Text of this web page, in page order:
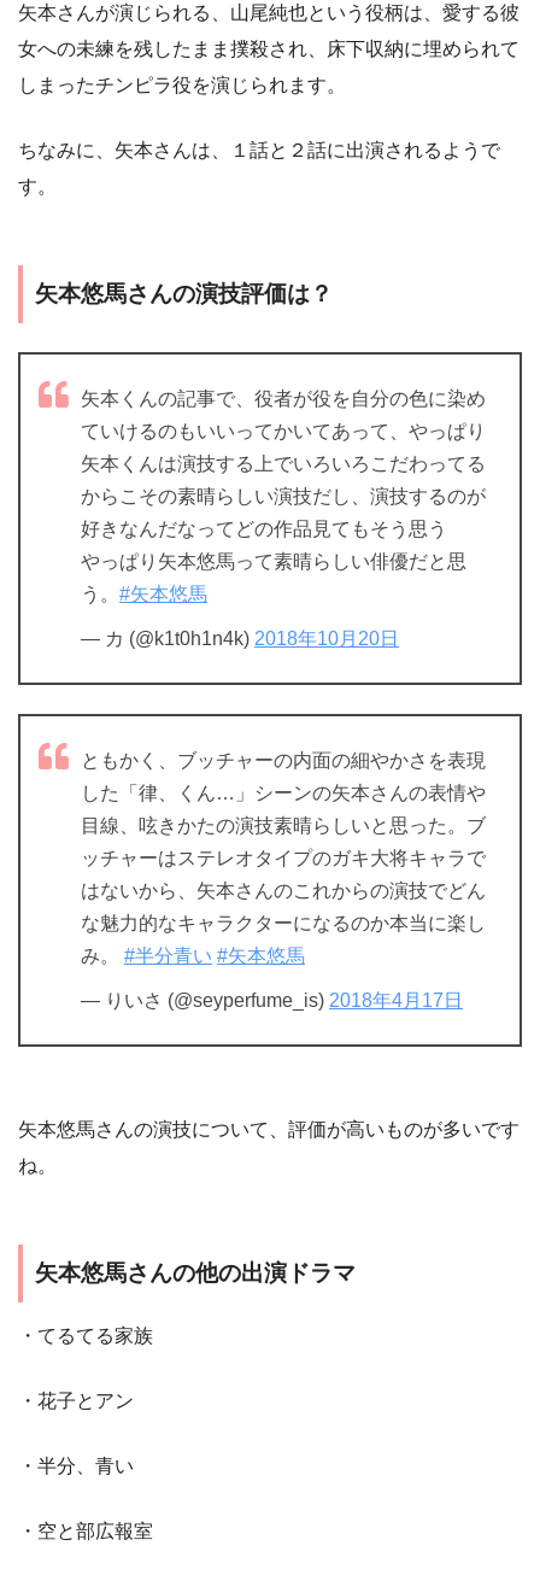
矢本さんが演じられる、山尾純也という役柄は、愛する彼
女への未練を残したまま撲殺され、床下収納に埋められて
しまったチンピラ役を演じられます。
ちなみに、矢本さんは、１話と２話に出演されるようで
す。
矢本悠馬さんの演技評価は？
矢本くんの記事で、役者が役を自分の色に染め
ていけるのもいいってかいてあって、やっぱり
矢本くんは演技する上でいろいろこだわってる
からこその素晴らしい演技だし、演技するのが
好きなんだなってどの作品見てもそう思う
やっぱり矢本悠馬って素晴らしい俳優だと思
う。 #矢本悠馬
— カ (@k1t0h1n4k) 2018年10月20日
ともかく、ブッチャーの内面の細やかさを表現
した「律、くん…」シーンの矢本さんの表情や
目線、呟きかたの演技素晴らしいと思った。ブ
ッチャーはステレオタイプのガキ大将キャラで
はないから、矢本さんのこれからの演技でどん
な魅力的なキャラクターになるのか本当に楽し
み。 #半分青い #矢本悠馬
— りいさ (@seyperfume_is) 2018年4月17日
矢本悠馬さんの演技について、評価が高いものが多いです
ね。
矢本悠馬さんの他の出演ドラマ
・てるてる家族
・花子とアン
・半分、青い
・空と部広報室